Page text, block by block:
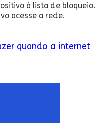
à lista de bloqueio.
acesse a rede.
quando a internet